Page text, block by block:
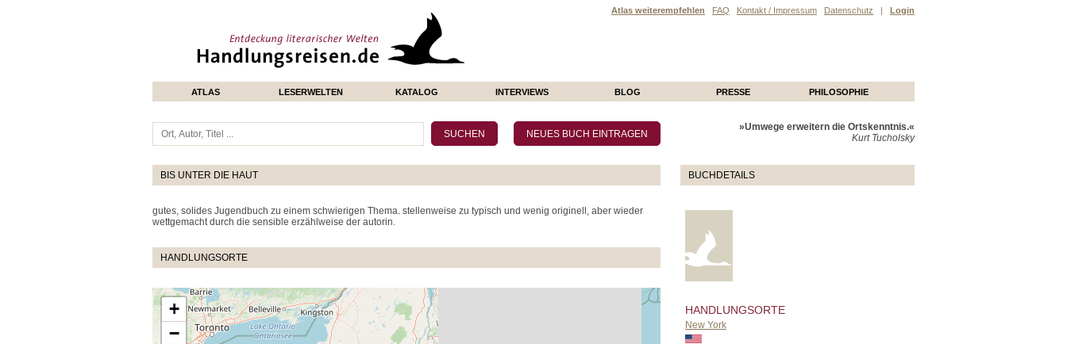
Atlas weiterempfehlen FAQ Kontakt / Impressum Datenschutz | Login
ATLAS LESERWELTEN KATALOG INTERVIEWS BLOG PRESSE PHILOSOPHIE
BIS UNTER DIE HAUT
gutes, solides Jugendbuch zu einem schwierigen Thema. stellenweise zu typisch und wenig originell, aber wieder
wettgemacht durch die sensible erzählweise der autorin.
HANDLUNGSORTE
+
−
»Umwege erweitern die Ortskenntnis.«
Kurt Tucholsky
BUCHDETAILS
HANDLUNGSORTE
New York